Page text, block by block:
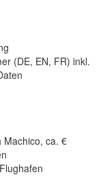
(DE, EN, FR) inkl.
Machico, ca. €